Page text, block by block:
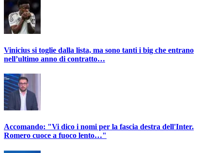
Vinicius si toglie dalla lista, ma sono tanti i big che entrano
nell’ultimo anno di contratto…
Accomando: "Vi dico i nomi per la fascia destra dell'Inter.
Romero cuoce a fuoco lento…"